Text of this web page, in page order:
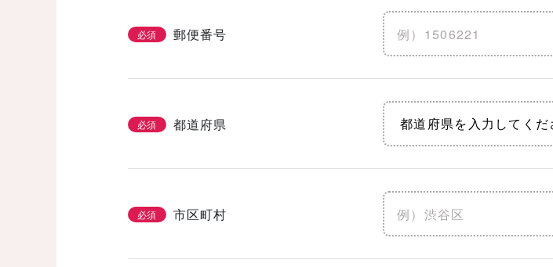
必須 郵便番号
必須 都道府県
必須 市区町村